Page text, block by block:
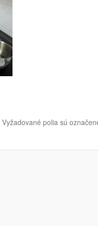
Vyžadované polia sú